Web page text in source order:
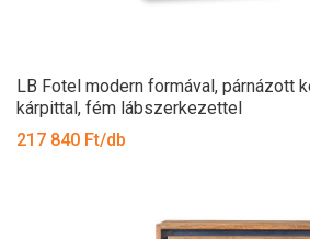
LB Fotel modern formával, párnázott
kárpittal, fém lábszerkezettel
217 840 Ft/db